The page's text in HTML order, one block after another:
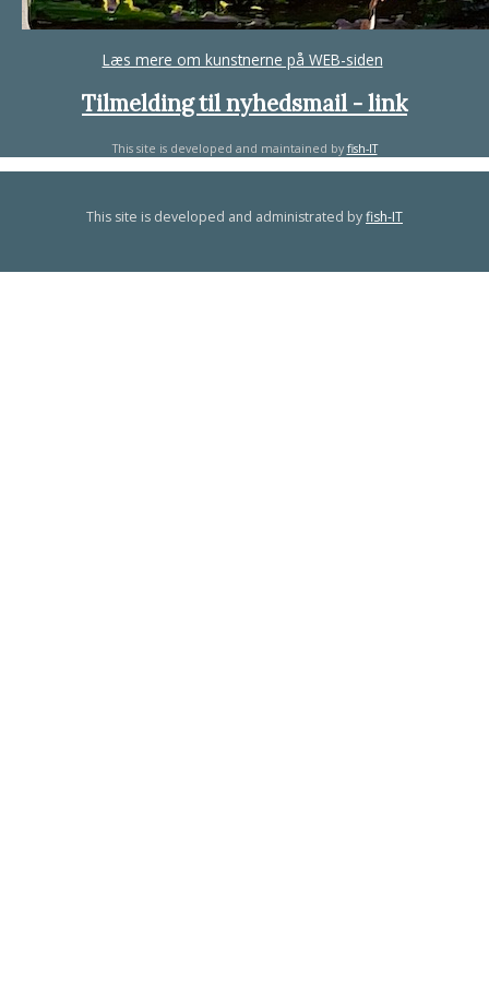
Læs mere om kunstnerne på WEB-siden
Tilmelding til nyhedsmail - link
This site is developed and maintained by fish-IT
This site is developed and administrated byfish-IT